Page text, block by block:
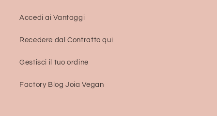
Accedi ai Vantaggi
Recedere dal Contratto qui
Gestisci il tuo ordine
Factory Blog Joia Vegan